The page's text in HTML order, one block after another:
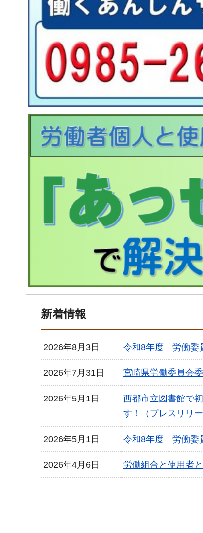
新着情報
2026年8月3日 令和8年度「労働委
2026年7月31日 宮崎県労働委員会
2026年5月1日
西都市立図書館で
す！（プレスリリー
2026年5月1日 令和8年度「労働委
2026年4月6日 労働組合と使用者